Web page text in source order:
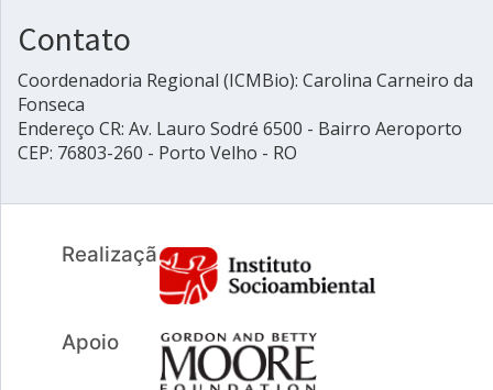
Contato
Coordenadoria Regional (ICMBio): Carolina Carneiro da
Fonseca
Endereço CR: Av. Lauro Sodré 6500 - Bairro Aeroporto
CEP: 76803-260 - Porto Velho - RO